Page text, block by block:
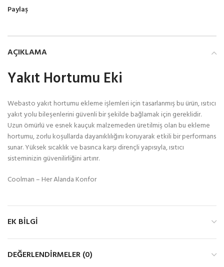
Paylaş
AÇIKLAMA
Yakıt Hortumu Eki
Webasto yakıt hortumu ekleme işlemleri için tasarlanmış bu ürün, ısıtıcı
yakıt yolu bileşenlerini güvenli bir şekilde bağlamak için gereklidir.
Uzun ömürlü ve esnek kauçuk malzemeden üretilmiş olan bu ekleme
hortumu, zorlu koşullarda dayanıklılığını koruyarak etkili bir performans
sunar. Yüksek sıcaklık ve basınca karşı dirençli yapısıyla, ısıtıcı
sisteminizin güvenilirliğini artırır.
Coolman – Her Alanda Konfor
EK BILGI
DEĞERLENDIRMELER (0)